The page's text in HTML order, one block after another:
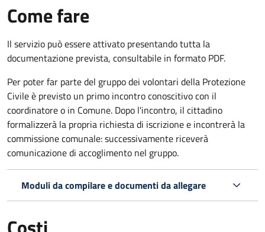
Come fare
Il servizio può essere attivato presentando tutta la
documentazione prevista, consultabile in formato PDF.
Per poter far parte del gruppo dei volontari della Protezione
Civile è previsto un primo incontro conoscitivo con il
coordinatore o in Comune. Dopo l'incontro, il cittadino
formalizzerà la propria richiesta di iscrizione e incontrerà la
commissione comunale: successivamente riceverà
comunicazione di accoglimento nel gruppo.
Moduli da compilare e documenti da allegare